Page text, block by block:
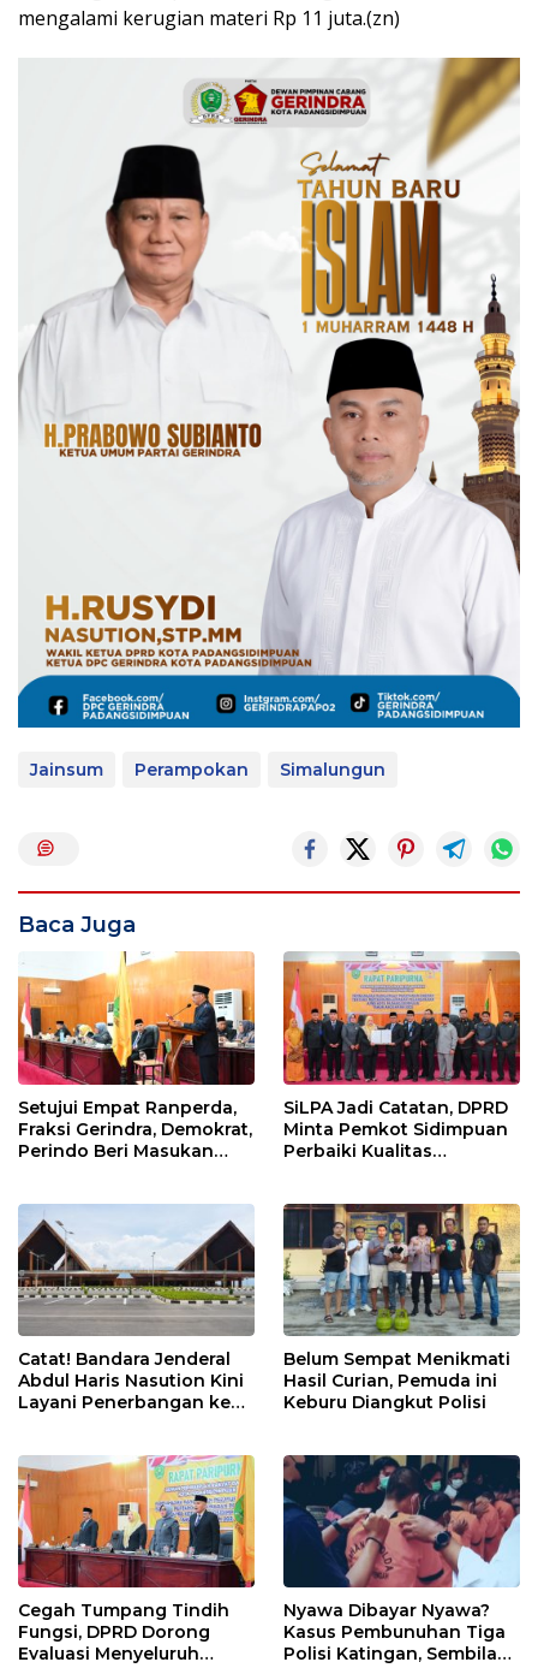
mengalami kerugian materi Rp 11 juta.(zn)
Jainsum Perampokan Simalungun
Baca Juga
Setujui Empat Ranperda,
Fraksi Gerindra, Demokrat,
Perindo Beri Masukan
SiLPA Jadi Catatan, DPRD
Minta Pemkot Sidimpuan
Perbaiki Kualitas
Catat! Bandara Jenderal
Abdul Haris Nasution Kini
Layani Penerbangan ke
Belum Sempat Menikmati
Hasil Curian, Pemuda ini
Keburu Diangkut Polisi
Cegah Tumpang Tindih
Fungsi, DPRD Dorong
Evaluasi Menyeluruh
Nyawa Dibayar Nyawa?
Kasus Pembunuhan Tiga
Polisi Katingan, Sembilan